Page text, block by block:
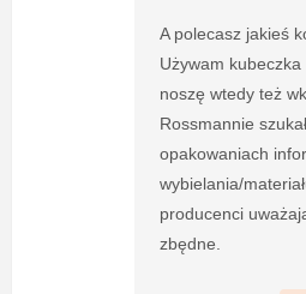
A polecasz jakieś
Używam
noszę wtedy też
Rossmannie
opakowaniach
wybielania/
producenci
zbędne.